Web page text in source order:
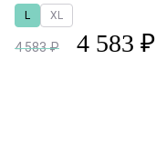
L
XL
4 583 ₽ 4 583 ₽